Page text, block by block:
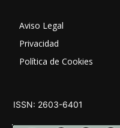
Aviso Legal
Privacidad
Política de Cookies
ISSN: 2603-6401